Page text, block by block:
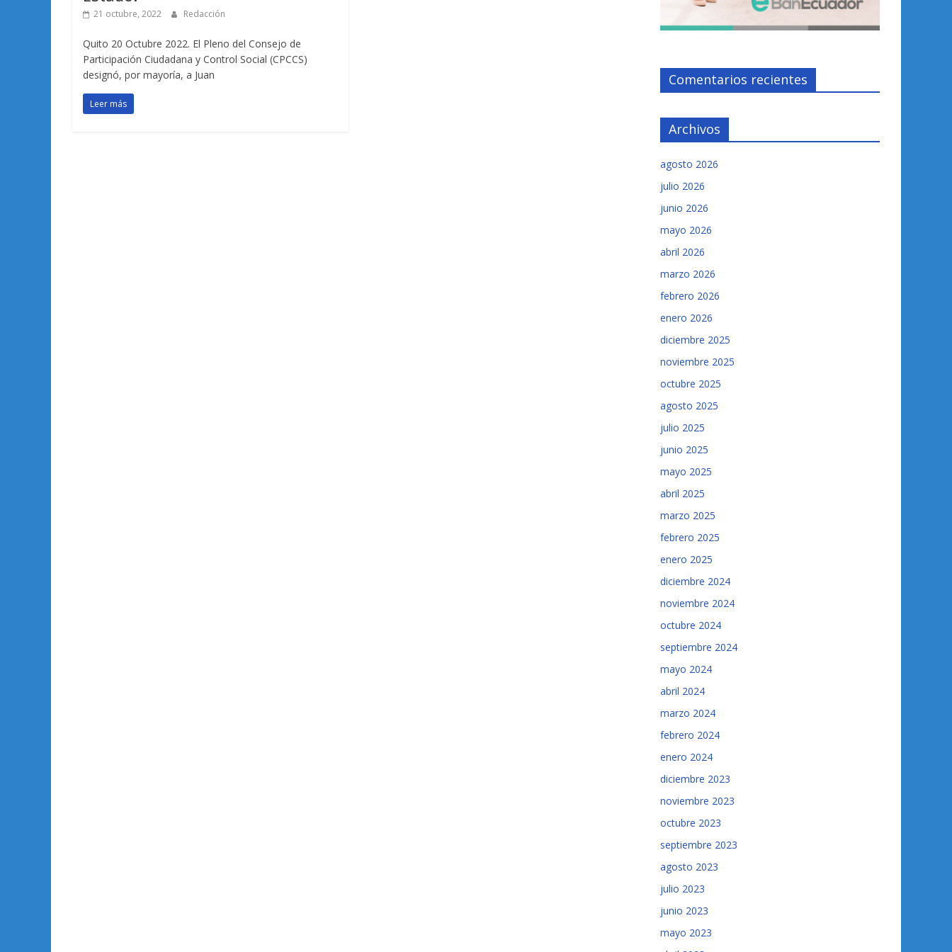
21 octubre, 2022 Redacción
Quito 20 Octubre 2022. El Pleno del Consejo de
Participación Ciudadana y Control Social (CPCCS)
designó, por mayoría, a Juan
Leer más
Comentarios recientes
Archivos
agosto 2026
julio 2026
junio 2026
mayo 2026
abril 2026
marzo 2026
febrero 2026
enero 2026
diciembre 2025
noviembre 2025
octubre 2025
agosto 2025
julio 2025
junio 2025
mayo 2025
abril 2025
marzo 2025
febrero 2025
enero 2025
diciembre 2024
noviembre 2024
octubre 2024
septiembre 2024
mayo 2024
abril 2024
marzo 2024
febrero 2024
enero 2024
diciembre 2023
noviembre 2023
octubre 2023
septiembre 2023
agosto 2023
julio 2023
junio 2023
mayo 2023